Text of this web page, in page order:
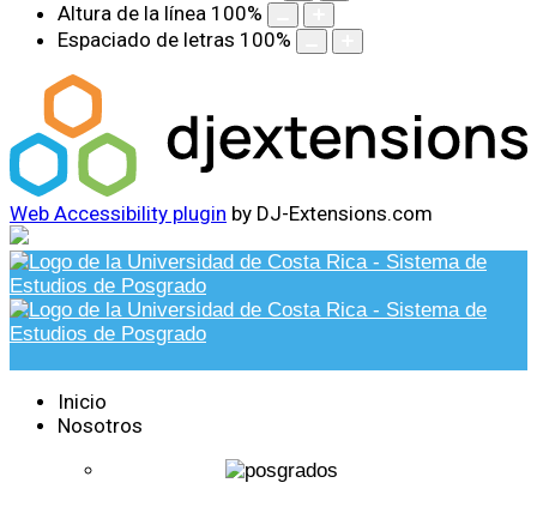
Altura de la línea 100%
Espaciado de letras 100%
Web Accessibility plugin by DJ-Extensions.com
Inicio
Nosotros